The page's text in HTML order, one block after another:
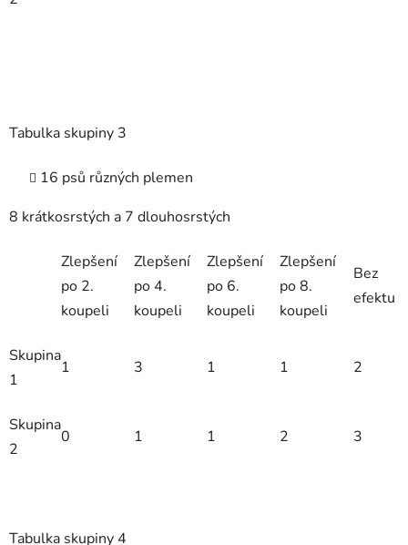
Tabulka skupiny 3
16 psů různých plemen
8 krátkosrstých a 7 dlouhosrstých
Zlepšení
po 2.
koupeli
Zlepšení
po 4.
koupeli
Zlepšení
po 6.
koupeli
Zlepšení
po 8.
koupeli
Bez
efektu
Skupina
1
1 3 1 1 2
Skupina
2
0 1 1 2 3
Tabulka skupiny 4